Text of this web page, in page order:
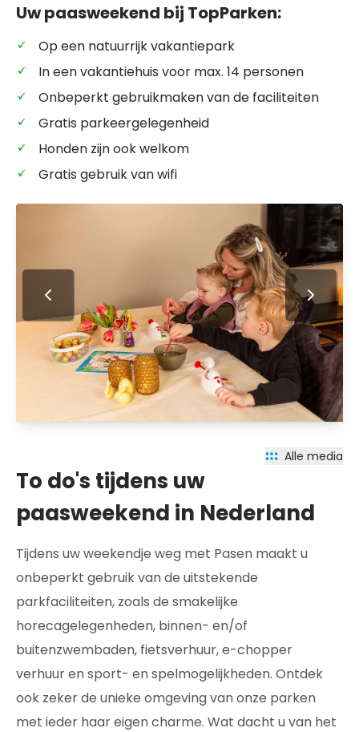
Uw paasweekend bij TopParken:
Op een natuurrijk vakantiepark
In een vakantiehuis voor max. 14 personen
Onbeperkt gebruikmaken van de faciliteiten
Gratis parkeergelegenheid
Honden zijn ook welkom
Gratis gebruik van wifi
Alle media
To do's tijdens uw
paasweekend in Nederland
Tijdens uw weekendje weg met Pasen maakt u
onbeperkt gebruik van de uitstekende
parkfaciliteiten, zoals de smakelijke
horecagelegenheden, binnen- en/of
buitenzwembaden, fietsverhuur, e-chopper
verhuur en sport- en spelmogelijkheden. Ontdek
ook zeker de unieke omgeving van onze parken
met ieder haar eigen charme. Wat dacht u van het